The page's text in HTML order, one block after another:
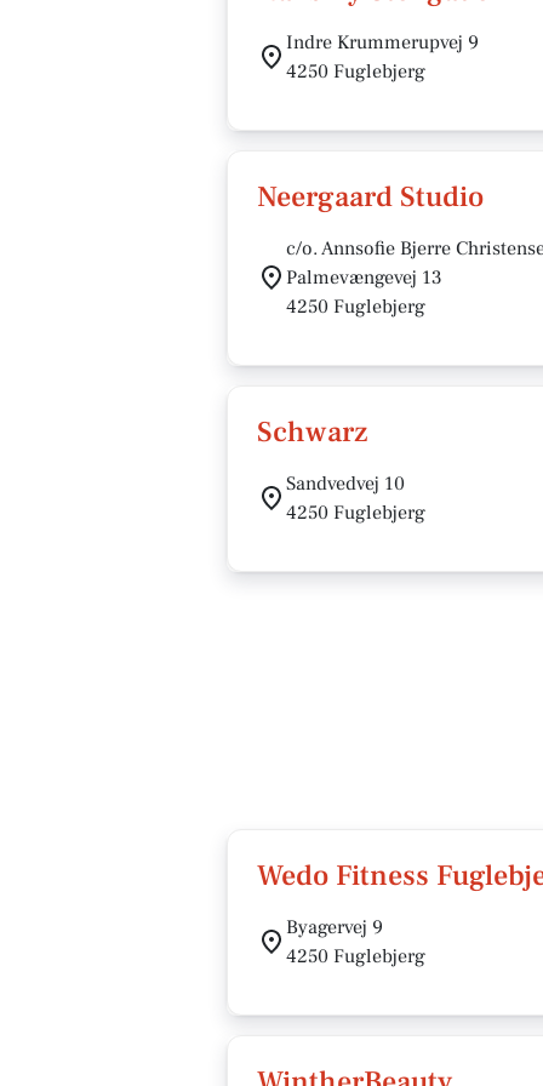
Indre Krummerupvej 9
4250 Fuglebjerg
Neergaard Studio
c/o. Annsofie Bjerre
Palmevængevej 13
4250 Fuglebjerg
Schwarz
Sandvedvej 10
4250 Fuglebjerg
Wedo Fitness
Byagervej 9
4250 Fuglebjerg